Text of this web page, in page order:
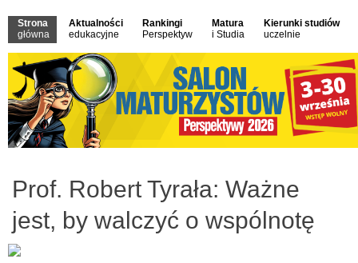
Strona
główna
Aktualności
edukacyjne
Rankingi
Perspektyw
Matura
i Studia
Kierunki studiów
uczelnie
Prof. Robert Tyrała: Ważne
jest, by walczyć o wspólnotę